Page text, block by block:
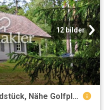
12 bilder
Naturidylle pur auf Waldgrundstück, Nähe Golfplatz St. Dionys